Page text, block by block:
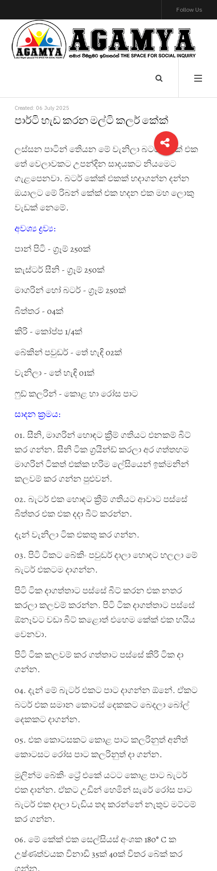
Follow Us
Created: 06 July 2025
පාර්ටි හැඩ කරන මල්ටි කලර් කේක්
ලස්සන පාටින් ති‍ෙයන මේ වැනිලා බටර් කේක් එක
තේ වෙලාවකට උපන්දින සාදයකට නියමෙට
ගැළපෙනවා. බටර් කේක් එකක් හදාගන්න දන්න
ඔයාලට මේ රිබන් කේක් එක හදන එක මහ ලොකු
වැඩක් නෙමේ.
අවශ්‍ය ද්‍රව්‍ය:
පාන් පිටි - ග්‍රෑම් 250ක්
කැස්ටර් සීනි - ග්‍රෑම් 250ක්
මාගරින් හෝ බටර් - ග්‍රෑම් 250ක්
බිත්තර - 04ක්
කිරි - කෝප්ප 1/4ක්
බේකින් පවුඩර් - තේ හැඳි 02ක්
වැනිලා - තේ හැඳි 01ක්
ෆුඩ් කලරින් - කොළ හා රෝස පාට
සාදන ක්‍රමය:
01. සීනි, මාගරින් හොඳට ක්‍රීම් ගතියට එනකම් බීට්
කර ගන්න. සීනි ටික ග්‍රයින්ඩ් කරලා අර ගත්තහම
මාගරින් ටිකත් එක්ක හරිම ලේසියෙන් ඉක්මනින්
කලවම් කර ගන්න පුළුවන්.
02. බැටර් එක හොඳට ක්‍රීම් ගතියට ආවාට පස්සේ
බිත්තර එක එක දදා බීට් කරන්න.
දැන් වැනිලා ටික එකතු කර ගන්න.
03. පිටි ටිකට බේකිං පවුඩර් දාලා හොඳට හලලා මේ
බැටර් එකටම දාගන්න.
පිටි ටික දාගත්තාට පස්සේ බීට් කරන එක නතර
කරලා කලවම් කරන්න. පිටි ටික දාගත්තාට පස්සේ
ඕනෑවට වඩා බීට් කළොත් එහෙම කේක් එක හයිය
වෙනවා.
පිටි ටික කලවම් කර ගත්තාට පස්සේ කිරි ටික දා
ගන්න.
04. දැන් මේ බැටර් එකට පාට දාගන්න ඕනේ. ඒකට
බටර් එක සමාන කොටස් දෙකකට බෙදලා බෝල්
දෙකකට දාගන්න.
05. එක කොටසකට කොළ පාට කලරිනුත් අනිත්
කොටසට රෝස පාට කලරිනුත් දා ගන්න.
මුලින්ම බේකිං ට්‍රේ එකේ යටට කොළ පාට බැටර්
එක දාන්න. ඒකට උඩින් හෙමින් සැරේ රෝස පාට
බැටර් එක දාලා වැඩිය තද කරන්නේ නැතුව මට්ටම්
කර ගන්න.
06. මේ කේක් එක සෙල්සියස් අංශක 180° C ක
උෂ්ණත්වයක විනාඩි 35ක් 40ක් විතර බේක් කර
ගන්න.